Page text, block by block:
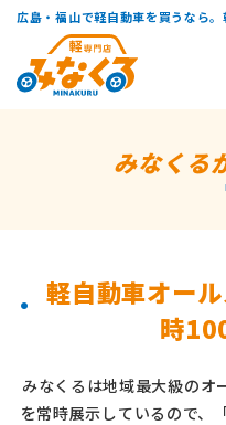
広島・福山で軽自動車を買うなら
みなくる
軽自動車オー
時
みなくるは地域最大級のオ
を常時展示しているので、